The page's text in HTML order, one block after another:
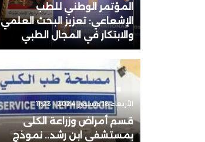
المؤتمر الوطني للطب
الإشعاعي: تعزيز البحث العلمي
والابتكار في المجال الطبي
الأربعاء 18 ديسمبر 2024 - 11:23
قسم أمراض وزراعة الكلى
بمستشفى ابن رشد.. نموذج